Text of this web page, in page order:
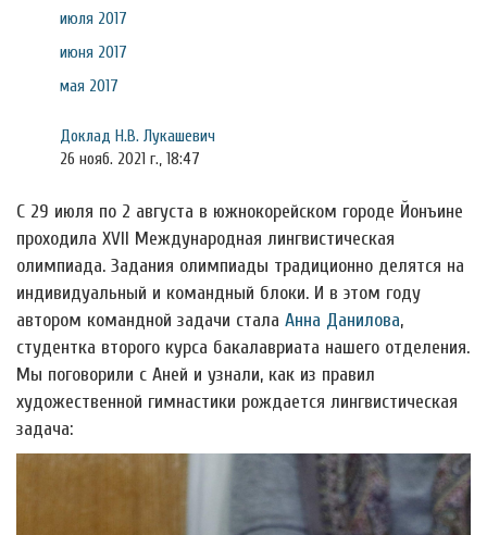
июля 2017
июня 2017
мая 2017
Доклад Н.В. Лукашевич
26 нояб. 2021 г., 18:47
С 29 июля по 2 августа в южнокорейском городе Йонъине
проходила XVII Международная лингвистическая
олимпиада. Задания олимпиады традиционно делятся на
индивидуальный и командный блоки. И в этом году
автором командной задачи стала Анна Данилова,
студентка второго курса бакалавриата нашего отделения.
Мы поговорили с Аней и узнали, как из правил
художественной гимнастики рождается лингвистическая
задача: